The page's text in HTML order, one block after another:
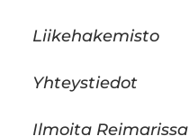
Liikehakemisto
Yhteystiedot
Ilmoita Reimarissa